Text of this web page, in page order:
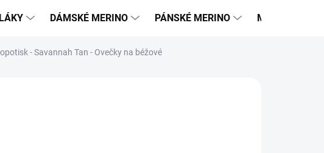
DÁMSKÉ MERINO PÁNSKÉ MERINO MERINO
- Savannah Tan - Ovečky na béžové